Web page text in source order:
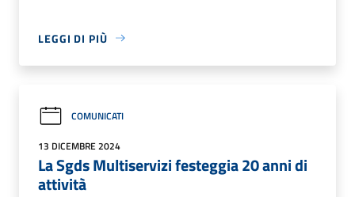
LEGGI DI PIÙ
COMUNICATI
13 DICEMBRE 2024
La Sgds Multiservizi festeggia 20 anni di
attività